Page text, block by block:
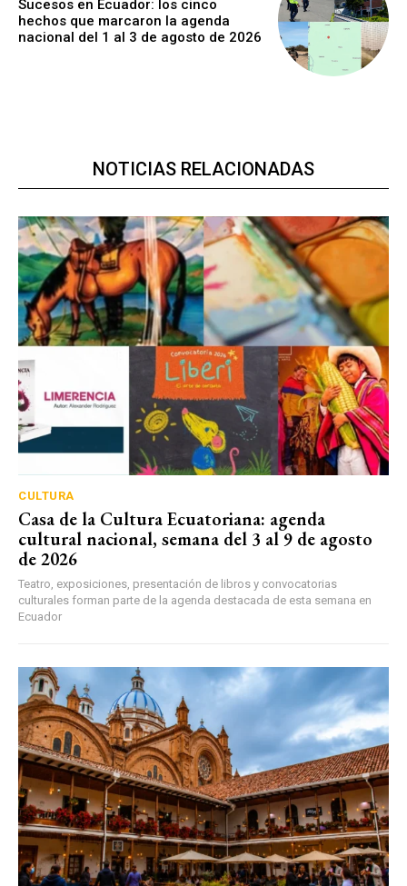
Sucesos en Ecuador: los cinco
hechos que marcaron la agenda
nacional del 1 al 3 de agosto de 2026
NOTICIAS RELACIONADAS
CULTURA
Casa de la Cultura Ecuatoriana: agenda
cultural nacional, semana del 3 al 9 de agosto
de 2026
Teatro, exposiciones, presentación de libros y convocatorias
culturales forman parte de la agenda destacada de esta semana en
Ecuador